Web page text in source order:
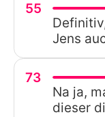
55
Jens
73
Na ja,
dieser